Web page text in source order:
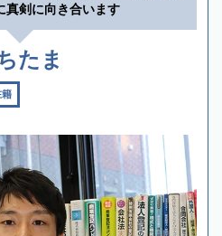
真剣に向き合います
たま
籍